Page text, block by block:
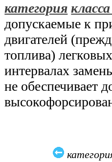
категория
допускаемые к
двигателей
топлива)
интервалах
не обеспечивает